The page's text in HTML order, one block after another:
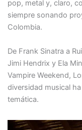
pop, metal y, claro,
siempre sonando
Colombia.
De Frank Sinatra a
Jimi Hendrix y Ela
Vampire Weekend,
diversidad musical
temática.